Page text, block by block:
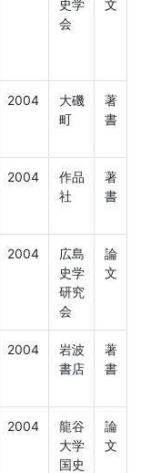
史学
会
文
2004
大磯
町
著
書
2004
作品
社
著
書
2004
広島
史学
研究
会
論
文
2004
岩波
書店
著
書
2004
龍谷
大学
国史
論
文